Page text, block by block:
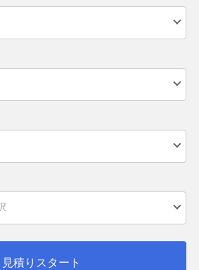
見積りスタート